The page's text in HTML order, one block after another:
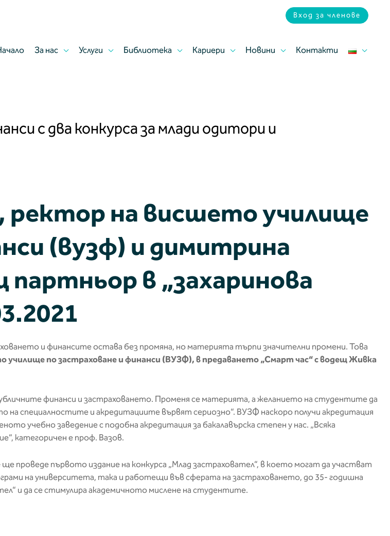
Вход за членове
За нас Услуги Библиотека Кариери Новини Контакти
с два конкурса за млади одитори и
ректор на висшето училище
(вузф) и димитрина
партньор в „захаринова
и финансите остава без промяна, но материята търпи значителни промени. Това
училище по застраховане и финанси (ВУЗФ), в предаването „Смарт час“ с водещ Живка
финанси и застраховането. Променя се материята, а желанието на студентите да
на специалностите и акредитациите вървят сериозно“. ВУЗФ наскоро получи акредитация
учебно заведение с подобна акредитация за бакалавърска степен у нас. „Всяка
категоричен е проф. Вазов.
проведе първото издание на конкурса „Млад застраховател“, в което могат да участват
на университета, така и работещи във сферата на застраховането, до 35- годишна
и да се стимулира академичното мислене на студентите.